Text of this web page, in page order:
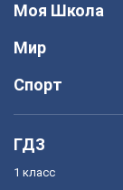
Моя Школа
Мир
Спорт
ГДЗ
1 класс